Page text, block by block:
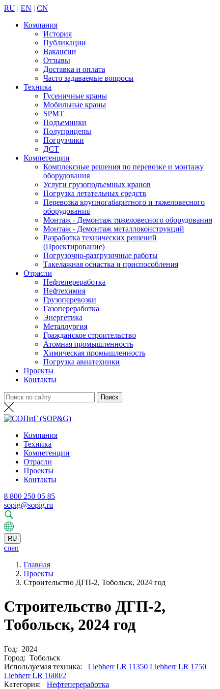
RU | EN | CN
Компания
История
Публикации
Вакансии
Отзывы
Доставка и оплата
Часто задаваемые вопросы
Техника
Гусеничные краны
Мобильные краны
SPMT
Подъемники
Полуприцепы
Погрузчики
ДСТ
Компетенции
Комплексные решения по перевозке и монтажу
оборудования
Услуги грузоподъемных кранов
Погрузка летательных средств
Перевозка крупногабаритного и тяжеловесного
оборудования
Монтаж - Демонтаж тяжеловесного оборудования
Монтаж - Демонтаж металлоконструкций
Разработка технических решений
(Проектирование)
Погрузочно-разгрузочные работы
Такелажная оснастка и приспособления
Отрасли
Нефтепереработка
Нефтехимия
Грузоперевозки
Газопереработка
Энергетика
Металлургия
Гражданское строительство
Атомная промышленность
Химическая промышленность
Погрузка авиатехники
Проекты
Контакты
Компания
Техника
Компетенции
Отрасли
Проекты
Контакты
8 800 250 05 85
sopig@sopig.ru
RU
cnen
Главная
Проекты
Cтроительство ДГП-2, Тобольск, 2024 год
Cтроительство ДГП-2,
Тобольск, 2024 год
Год: 2024
Город: Тобольск
Используемая техника: Liebherr LR 11350 Liebherr LR 1750
Liebherr LR 1600/2
Категория: Нефтепереработка